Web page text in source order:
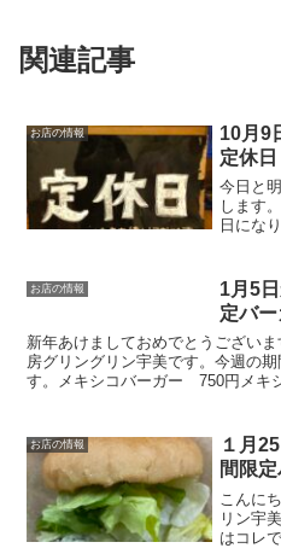
関連記事
お店の情報
10月9
定休日
今日と
します
日にな
お店の情報
1月5
定バ
新年あけましておめでとうござい
房グリングリン宇美です。今週の
す。メキシコバーガー 750円メキ
お店の情報
１月
間限
こんに
リン宇
はコレ